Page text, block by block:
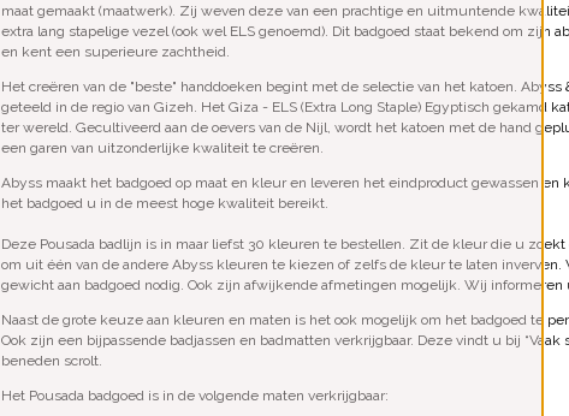
maat gemaakt (maatwerk). Zij weven deze van een prachtige en uitmuntende
extra lang stapelige vezel (ook wel ELS genoemd). Dit badgoed staat bekend om zijn
en kent een superieure zachtheid.
Het creëren van de "beste" handdoeken begint met de selectie van het katoen.
geteeld in de regio van Gizeh. Het Giza - ELS (Extra Long Staple) Egyptisch gekamd
ter wereld. Gecultiveerd aan de oevers van de Nijl, wordt het katoen met de hand
een garen van uitzonderlijke kwaliteit te creëren.
Abyss maakt het badgoed op maat en kleur en leveren het eindproduct gewassen en
het badgoed u in de meest hoge kwaliteit bereikt.
Deze Pousada badlijn is in maar liefst 30 kleuren te bestellen. Zit de kleur die u
om uit één van de andere Abyss kleuren te kiezen of zelfs de kleur te laten inverven.
gewicht aan badgoed nodig. Ook zijn afwijkende afmetingen mogelijk. Wij informeren
Naast de grote keuze aan kleuren en maten is het ook mogelijk om het badgoed te
Ook zijn een bijpassende badjassen en badmatten verkrijgbaar. Deze vindt u bij
beneden scrolt.
Het Pousada badgoed is in de volgende maten verkrijgbaar: